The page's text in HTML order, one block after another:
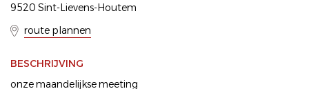
9520 Sint-Lievens-Houtem
route plannen
BESCHRIJVING
onze maandelijkse meeting